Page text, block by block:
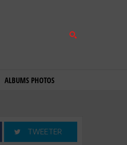
ALBUMS PHOTOS
TWEETER